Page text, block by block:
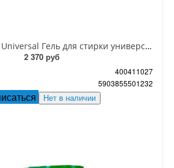
Clovin Signum Gel Universal Гель для стирки универсальный 3 л на 100 стирок
2 370 руб
400411027
5903855501232
Нет в наличии